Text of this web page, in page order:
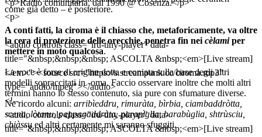
<p>Radio comunitaria, dal 1990 @ Cosenza.</p>
<p>
<audio controls class="iru-tiny-player" data-
title="&nbsp;&nbsp;&nbsp; ASCOLTA &nbsp;<em>[Live stream]
</em>"><source src="https://s.streampunk.cc/ciroma.mp3"
type="audio/mpeg"></audio>
<!--
<audio controls class="iru-tiny-player" data-
title="&nbsp;&nbsp;&nbsp; ASCOLTA &nbsp;<em>[Live stream]
come già detto – è posteriore.
A conti fatti, la ciroma è il chiasso che, metaforicamente, va oltre
la cera di protezione delle orecchie, penetra fin nei cèlamiper
mettere in moto qualcosa.
La voce è forse di origine dotta e coniata sulla base degli altri
modelli sopraccitati in -oma. Faccio osservare inoltre che molti altri
termini hanno lo stesso contenuto, sia pure con sfumature diverse.
Ne ricordo alcuni: arribìeddru, rimuràta, bìrbia, ciambaddròtta,
scena, lòtanu, pappagaddràta, parapìglia, barabùglia, shtrùsciu,
chiàssu ed altri certamente mi saranno sfuggiti.